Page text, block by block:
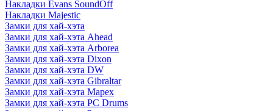
Накладки Evans SoundOff
Накладки Majestic
Замки для хай-хэта
Замки для хай-хэта Ahead
Замки для хай-хэта Arborea
Замки для хай-хэта Dixon
Замки для хай-хэта DW
Замки для хай-хэта Gibraltar
Замки для хай-хэта Mapex
Замки для хай-хэта PC Drums